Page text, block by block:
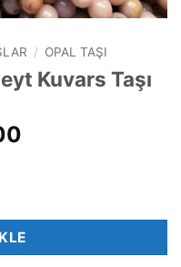
/ OPAL TAŞI
Kuvars Taşı
adet